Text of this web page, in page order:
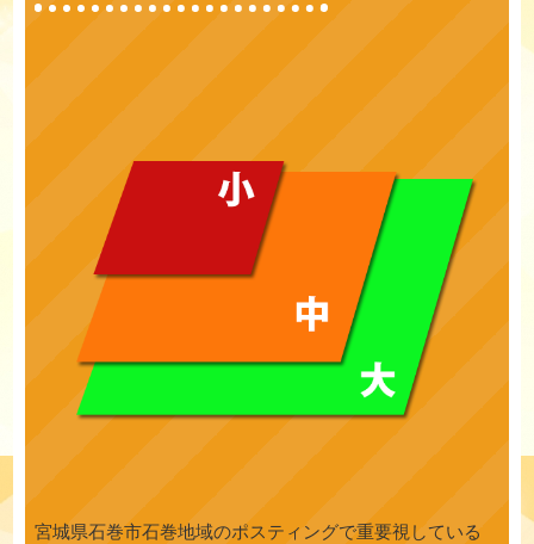
宮城県石巻市石巻地域のポスティングで重要視している